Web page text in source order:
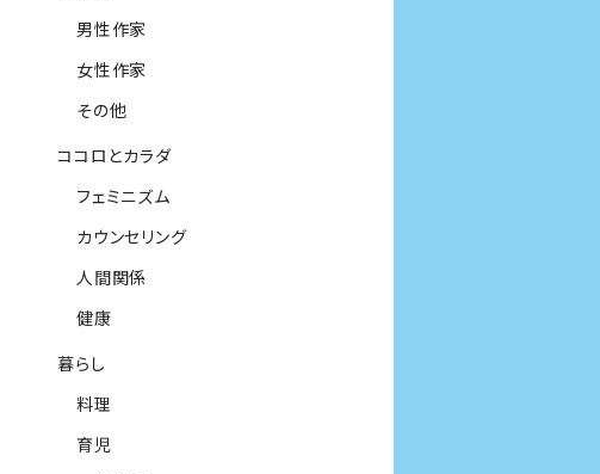
男性作家
女性作家
その他
ココロとカラダ
フェミニズム
カウンセリング
人間関係
健康
暮らし
料理
育児